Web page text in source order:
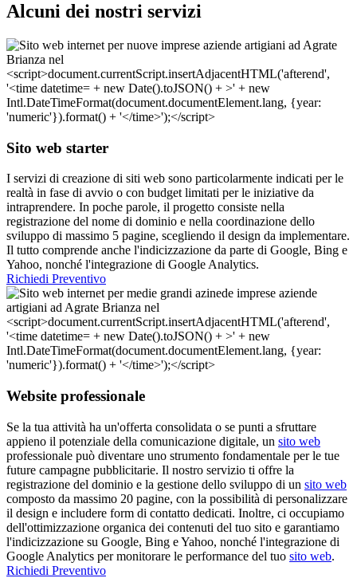
Alcuni dei nostri servizi
Sito web starter
I servizi di creazione di siti web sono particolarmente indicati per le
realtà in fase di avvio o con budget limitati per le iniziative da
intraprendere. In poche parole, il progetto consiste nella
registrazione del nome di dominio e nella coordinazione dello
sviluppo di massimo 5 pagine, scegliendo il design da implementare.
Il tutto comprende anche l'indicizzazione da parte di Google, Bing e
Yahoo, nonché l'integrazione di Google Analytics.
Richiedi Preventivo
Website professionale
Se la tua attività ha un'offerta consolidata o se punti a sfruttare
appieno il potenziale della comunicazione digitale, un sito web
professionale può diventare uno strumento fondamentale per le tue
future campagne pubblicitarie. Il nostro servizio ti offre la
registrazione del dominio e la gestione dello sviluppo di un sito web
composto da massimo 20 pagine, con la possibilità di personalizzare
il design e includere form di contatto dedicati. Inoltre, ci occupiamo
dell'ottimizzazione organica dei contenuti del tuo sito e garantiamo
l'indicizzazione su Google, Bing e Yahoo, nonché l'integrazione di
Google Analytics per monitorare le performance del tuo sito web.
Richiedi Preventivo